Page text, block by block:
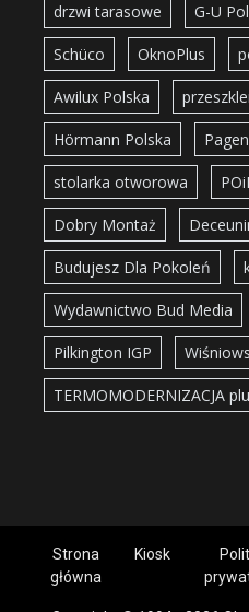
drzwi tarasowe G-U
Schüco OknoPlus
Awilux Polska
Hörmann Polska Pagen
stolarka otworowa
Dobry Montaż
Budujesz Dla Pokoleń
Wydawnictwo Bud Media
Pilkington IGP
TERMOMODERNIZACJA
Strona
główna
Kiosk